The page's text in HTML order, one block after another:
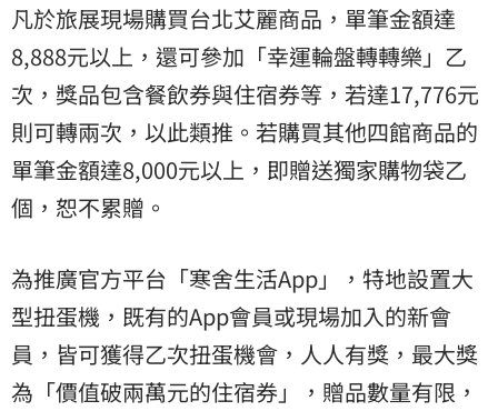
凡於旅展現場購買台北艾麗商品，單筆金額達
8,888元以上，還可參加「幸運輪盤轉轉樂」乙
次，獎品包含餐飲券與住宿券等，若達17,776元
則可轉兩次，以此類推。若購買其他四館商品的
單筆金額達8,000元以上，即贈送獨家購物袋乙
個，恕不累贈。
為推廣官方平台「寒舍生活App」，特地設置大
型扭蛋機，既有的App會員或現場加入的新會
員，皆可獲得乙次扭蛋機會，人人有獎，最大獎
為「價值破兩萬元的住宿券」，贈品數量有限，